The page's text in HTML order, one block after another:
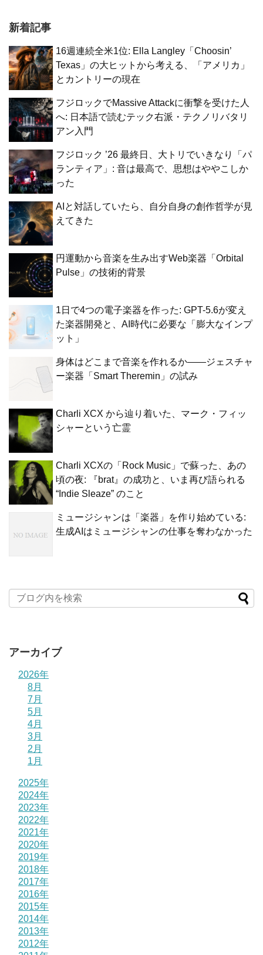
新着記事
16週連続全米1位: Ella Langley「Choosin’
Texas」の大ヒットから考える、「アメリカ」
とカントリーの現在
フジロックでMassive Attackに衝撃を受けた人
へ: 日本語で読むテック右派・テクノリバタリ
アン入門
フジロック ’26 最終日、大トリでいきなり「パ
ランティア」: 音は最高で、思想はややこしか
った
AIと対話していたら、自分自身の創作哲学が見
えてきた
円運動から音楽を生み出すWeb楽器「Orbital
Pulse」の技術的背景
1日で4つの電子楽器を作った: GPT-5.6が変え
た楽器開発と、AI時代に必要な「膨大なインプ
ット」
身体はどこまで音楽を作れるか——ジェスチャ
ー楽器「Smart Theremin」の試み
Charli XCX から辿り着いた、マーク・フィッ
シャーという亡霊
Charli XCXの「Rock Music」で蘇った、あの
頃の夜: 『brat』の成功と、いま再び語られる
“Indie Sleaze” のこと
ミュージシャンは「楽器」を作り始めている:
生成AIはミュージシャンの仕事を奪わなかった
アーカイブ
2026年
8月
7月
5月
4月
3月
2月
1月
2025年
2024年
2023年
2022年
2021年
2020年
2019年
2018年
2017年
2016年
2015年
2014年
2013年
2012年